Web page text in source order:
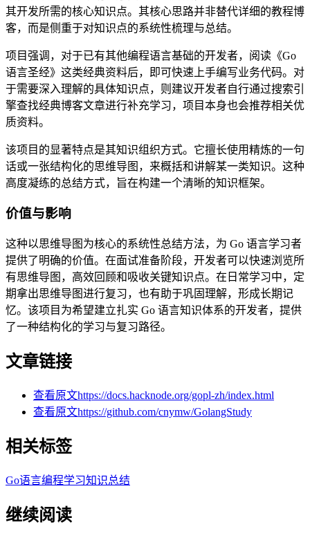
其开发所需的核心知识点。其核心思路并非替代详细的教程博
客，而是侧重于对知识点的系统性梳理与总结。
项目强调，对于已有其他编程语言基础的开发者，阅读《Go
语言圣经》这类经典资料后，即可快速上手编写业务代码。对
于需要深入理解的具体知识点，则建议开发者自行通过搜索引
擎查找经典博客文章进行补充学习，项目本身也会推荐相关优
质资料。
该项目的显著特点是其知识组织方式。它擅长使用精炼的一句
话或一张结构化的思维导图，来概括和讲解某一类知识。这种
高度凝练的总结方式，旨在构建一个清晰的知识框架。
价值与影响
这种以思维导图为核心的系统性总结方法，为 Go 语言学习者
提供了明确的价值。在面试准备阶段，开发者可以快速浏览所
有思维导图，高效回顾和吸收关键知识点。在日常学习中，定
期拿出思维导图进行复习，也有助于巩固理解，形成长期记
忆。该项目为希望建立扎实 Go 语言知识体系的开发者，提供
了一种结构化的学习与复习路径。
文章链接
查看原文https://docs.hacknode.org/gopl-zh/index.html
查看原文https://github.com/cnymw/GolangStudy
相关标签
Go语言编程学习知识总结
继续阅读